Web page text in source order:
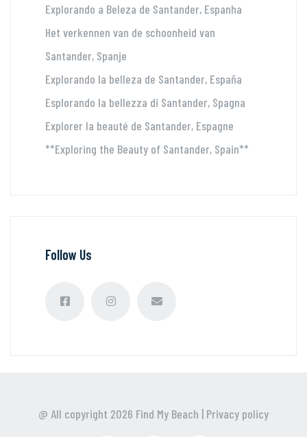
Explorando a Beleza de Santander, Espanha
Het verkennen van de schoonheid van
Santander, Spanje
Explorando la belleza de Santander, España
Esplorando la bellezza di Santander, Spagna
Explorer la beauté de Santander, Espagne
**Exploring the Beauty of Santander, Spain**
Follow Us
@ All copyright 2026 Find My Beach | Privacy policy